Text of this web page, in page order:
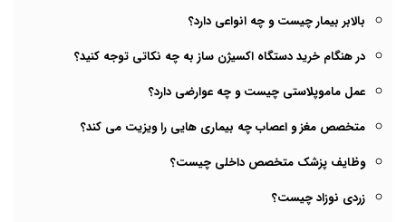
بالابر بیمار چیست و چه انواعی دارد؟
در هنگام خرید دستگاه اکسیژن ساز به چه نکاتی توجه کنید؟
عمل ماموپلاستی چیست و چه عوارضی دارد؟
متخصص مغز و اعصاب چه بیماری هایی را ویزیت می کند؟
وظایف پزشک متخصص داخلی چیست؟
زردی نوزاد چیست؟